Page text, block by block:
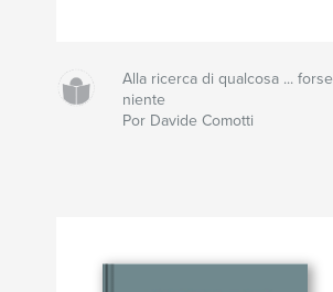
Alla ricerca di qualcosa ... forse
niente
Por Davide Comotti